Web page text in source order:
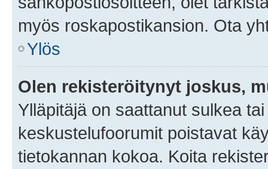
myös roskapostikansion. Ota
Ylös
Olen rekisteröitynyt joskus,
Ylläpitäjä on saattanut sulkea
keskustelufoorumit poistavat
tietokannan kokoa. Koita